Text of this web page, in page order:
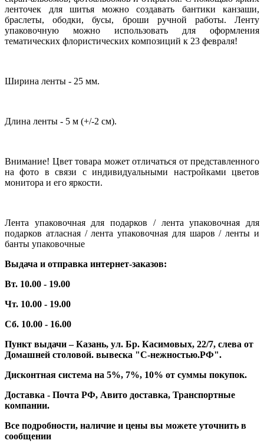
ленточек для шитья можно создавать бантики канзаши,
браслеты, ободки, бусы, броши ручной работы. Ленту
упаковочную можно использовать для оформления
тематических флористических композиций к 23 февраля!
Ширина ленты - 25 мм.
Длина ленты - 5 м (+/-2 см).
Внимание! Цвет товара может отличаться от представленного
на фото в связи с индивидуальными настройками цветов
монитора и его яркости.
Лента упаковочная для подарков / лента упаковочная для
подарков атласная / лента упаковочная для шаров / ленты и
банты упаковочные
Выдача и отправка интернет-заказов:
Вт. 10.00 - 19.00
Чт. 10.00 - 19.00
Сб. 10.00 - 16.00
Пункт выдачи – Казань, ул. Бр. Касимовых, 22/7, слева от
Домашней столовой. вывеска "С-нежностью.РФ".
Дисконтная система на 5%, 7%, 10% от суммы покупок.
Доставка - Почта РФ, Авито доставка, Транспортные
компании.
Все подробности, наличие и цены вы можете уточнить в
сообщении